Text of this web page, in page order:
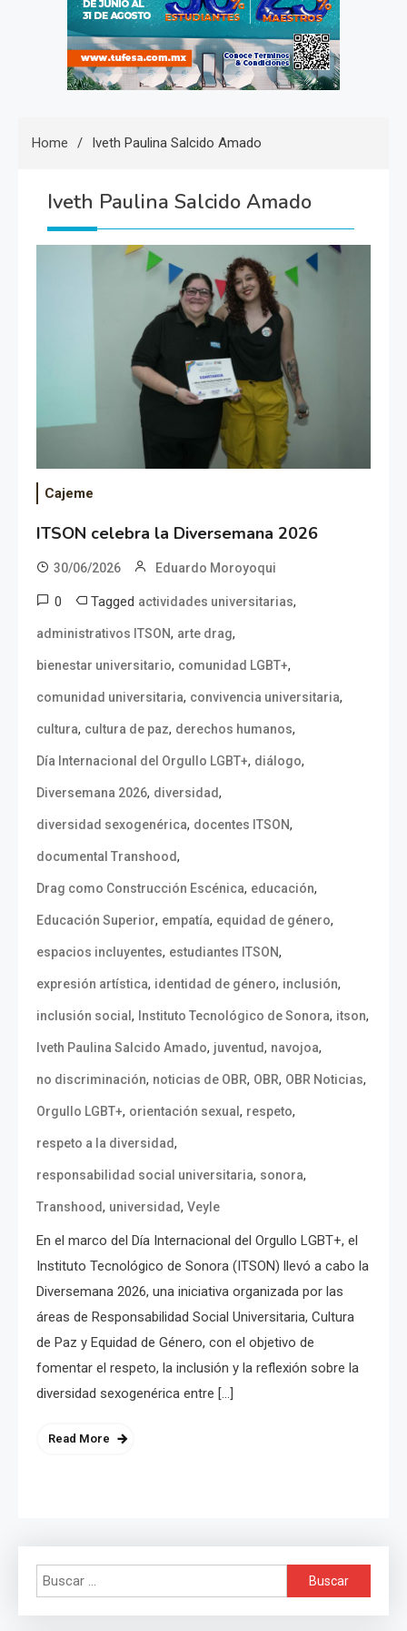
Home Iveth Paulina Salcido Amado
Iveth Paulina Salcido Amado
Cajeme
ITSON celebra la Diversemana 2026
30/06/2026 Eduardo Moroyoqui
0 Tagged actividades universitarias,
administrativos ITSON, arte drag,
bienestar universitario, comunidad LGBT+,
comunidad universitaria, convivencia universitaria,
cultura, cultura de paz, derechos humanos,
Día Internacional del Orgullo LGBT+, diálogo,
Diversemana 2026, diversidad,
diversidad sexogenérica, docentes ITSON,
documental Transhood,
Drag como Construcción Escénica, educación,
Educación Superior, empatía, equidad de género,
espacios incluyentes, estudiantes ITSON,
expresión artística, identidad de género, inclusión,
inclusión social, Instituto Tecnológico de Sonora, itson,
Iveth Paulina Salcido Amado, juventud, navojoa,
no discriminación, noticias de OBR, OBR, OBR Noticias,
Orgullo LGBT+, orientación sexual, respeto,
respeto a la diversidad,
responsabilidad social universitaria, sonora,
Transhood, universidad, Veyle
En el marco del Día Internacional del Orgullo LGBT+, el
Instituto Tecnológico de Sonora (ITSON) llevó a cabo la
Diversemana 2026, una iniciativa organizada por las
áreas de Responsabilidad Social Universitaria, Cultura
de Paz y Equidad de Género, con el objetivo de
fomentar el respeto, la inclusión y la reflexión sobre la
diversidad sexogenérica entre […]
Read More
Buscar: